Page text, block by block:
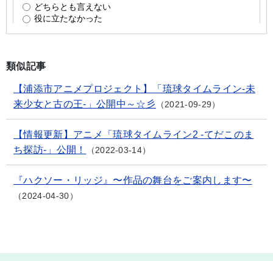
類似記事
【浦添市アニメプロジェクト】「琉球タイムライン-未
来少女と古の王-」公開中～☆彡
2021-09-29
【情報更新】アニメ「琉球タイムライン2 -てだこのま
ち探訪-」公開！
2022-03-14
『ハクソー・リッジ』〜作品の舞台をご案内します〜
2024-04-30